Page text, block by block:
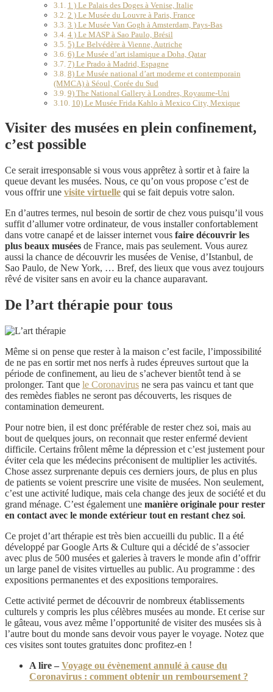
1 ) Le Palais des Doges à Venise, Italie
2 ) Le Musée du Louvre à Paris, France
3 ) Le Musée Van Gogh à Amsterdam, Pays-Bas
4 ) Le MASP à Sao Paulo, Brésil
5) Le Belvédère à Vienne, Autriche
6) Le Musée d’art islamique a Doha, Qatar
7) Le Prado à Madrid, Espagne
8) Le Musée national d’art moderne et contemporain
(MMCA) à Séoul, Corée du Sud
9) The National Gallery à Londres, Royaume-Uni
10) Le Musée Frida Kahlo à Mexico City, Mexique
Visiter des musées en plein confinement,
c’est possible
Ce serait irresponsable si vous vous apprêtez à sortir et à faire la
queue devant les musées. Nous, ce qu’on vous propose c’est de
vous offrir une visite virtuelle qui se fait depuis votre salon.
En d’autres termes, nul besoin de sortir de chez vous puisqu’il vous
suffit d’allumer votre ordinateur, de vous installer confortablement
dans votre canapé et de laisser internet vous faire découvrir les
plus beaux musées de France, mais pas seulement. Vous aurez
aussi la chance de découvrir les musées de Venise, d’Istanbul, de
Sao Paulo, de New York, … Bref, des lieux que vous avez toujours
rêvé de visiter sans en avoir eu la chance auparavant.
De l’art thérapie pour tous
Même si on pense que rester à la maison c’est facile, l’impossibilité
de ne pas en sortir met nos nerfs à rudes épreuves surtout que la
période de confinement, au lieu de s’achever bientôt tend à se
prolonger. Tant que le Coronavirus ne sera pas vaincu et tant que
des remèdes fiables ne seront pas découverts, les risques de
contamination demeurent.
Pour notre bien, il est donc préférable de rester chez soi, mais au
bout de quelques jours, on reconnait que rester enfermé devient
difficile. Certains frôlent même la dépression et c’est justement pour
éviter cela que les médecins préconisent de multiplier les activités.
Chose assez surprenante depuis ces derniers jours, de plus en plus
de patients se voient prescrire une visite de musées. Non seulement,
c’est une activité ludique, mais cela change des jeux de société et du
grand ménage. C’est également une manière originale pour rester
en contact avec le monde extérieur tout en restant chez soi.
Ce projet d’art thérapie est très bien accueilli du public. Il a été
développé par Google Arts & Culture qui a décidé de s’associer
avec plus de 500 musées et galeries à travers le monde afin d’offrir
un large panel de visites virtuelles au public. Au programme : des
expositions permanentes et des expositions temporaires.
Cette activité permet de découvrir de nombreux établissements
culturels y compris les plus célèbres musées au monde. Et cerise sur
le gâteau, vous avez même l’opportunité de visiter des musées sis à
l’autre bout du monde sans devoir vous payer le voyage. Notez que
ces visites sont toutes gratuites donc profitez-en !
A lire – Voyage ou évènement annulé à cause du
Coronavirus : comment obtenir un remboursement ?